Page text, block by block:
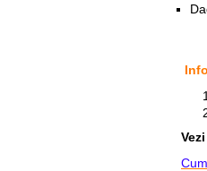
Vezi